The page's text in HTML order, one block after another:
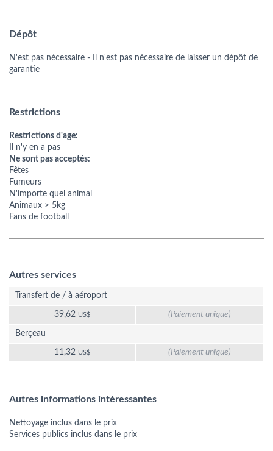
Dépôt
N'est pas nécessaire - Il n'est pas nécessaire de laisser un dépôt de
garantie
Restrictions
Restrictions d'age:
Il n'y en a pas
Ne sont pas acceptés:
Fêtes
Fumeurs
N'importe quel animal
Animaux > 5kg
Fans de football
Autres services
Transfert de / à aéroport
39,62 US$ (Paiement unique)
Berçeau
11,32 US$ (Paiement unique)
Autres informations intéressantes
Nettoyage inclus dans le prix
Services publics inclus dans le prix